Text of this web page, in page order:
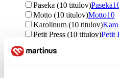
Paseka (10 titulov)Paseka
Motto (10 titulov)Motto10
Karolinum (10 titulov)
Petit Press (10 titulov)Petit
Eastone Books (9 titulov)
Mladá fronta (9 titulov)